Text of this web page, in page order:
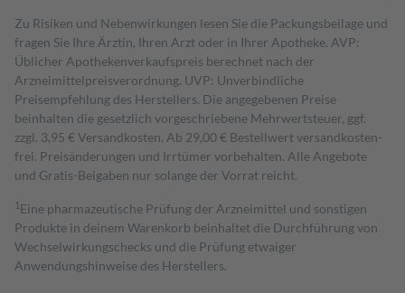
Zu Risiken und Nebenwirkungen lesen Sie die Packungsbeilage und
fragen Sie Ihre Ärztin, Ihren Arzt oder in Ihrer Apotheke. AVP:
Üblicher Apothekenverkaufspreis berechnet nach der
Arzneimittelpreisverordnung. UVP: Unverbindliche
Preisempfehlung des Herstellers. Die angegebenen Preise
beinhalten die gesetzlich vorgeschriebene Mehrwertsteuer, ggf.
zzgl. 3,95 € Versandkosten. Ab 29,00 € Bestell­wert versand­kosten­
frei. Preisänderungen und Irrtümer vorbehalten. Alle Angebote
und Gratis-Beigaben nur solange der Vorrat reicht.
1 Eine pharmazeutische Prüfung der Arzneimittel und sonstigen
Produkte in deinem Warenkorb beinhaltet die Durchführung von
Wechselwirkungschecks und die Prüfung etwaiger
Anwendungshinweise des Herstellers.